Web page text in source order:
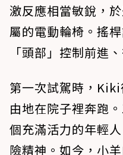
激反應相當敏銳，
屬的電動輪椅。搖
「頭部」控制前進
第一次試駕時，
由地在院子裡奔跑
個充滿活力的年輕
險精神。如今，小